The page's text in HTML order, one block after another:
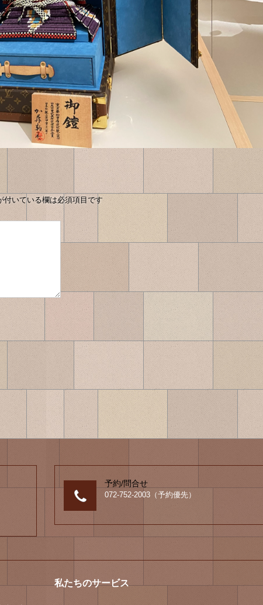
付いている欄は必須項目です
予約/問合せ
072-752-2003（予約優先）
私たちのサービス